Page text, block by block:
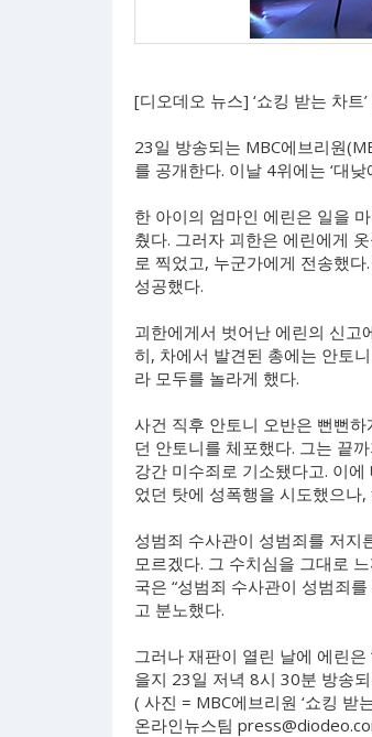
[디오데오 뉴스] ‘쇼킹 받는 차
23일 방송되는 MBC에브리원
를 공개한다. 이날 4위에는 ‘대
한 아이의 엄마인 에린은 일을
췄다. 그러자 괴한은 에린에게
로 찍었고, 누군가에게 전송했
성공했다.
괴한에게서 벗어난 에린의 신고
히, 차에서 발견된 총에는 안토
라 모두를 놀라게 했다.
사건 직후 안토니 오반은 뻔뻔
던 안토니를 체포했다. 그는 끝
강간 미수죄로 기소됐다고. 이에
었던 탓에 성폭행을 시도했으나,
성범죄 수사관이 성범죄를 저지
모르겠다. 그 수치심을 그대로
국은 “성범죄 수사관이 성범죄
고 분노했다.
그러나 재판이 열린 날에 에린
을지 23일 저녁 8시 30분 방송
( 사진 = MBC에브리원 ‘쇼킹 받
온라인뉴스팀